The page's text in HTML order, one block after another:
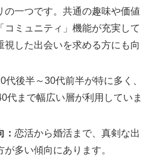
の一つです。共通の趣味や価値
コミュニティ」機能が充実して
視した出会いを求める方にも向
代後半～30代前半が特に多く、
代まで幅広い層が利用していま
：恋活から婚活まで、真剣な出
多い傾向にあります。